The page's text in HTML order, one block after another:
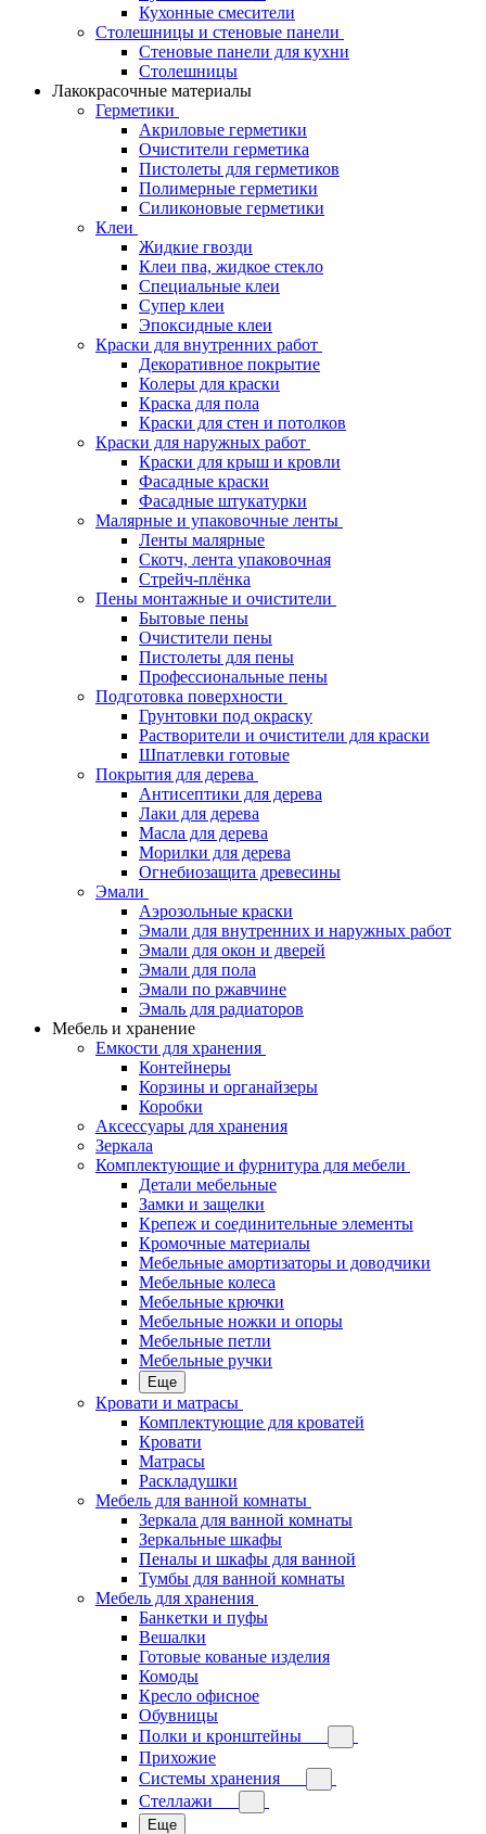
Кухонные смесители
Столешницы и стеновые панели
Стеновые панели для кухни
Столешницы
Лакокрасочные материалы
Герметики
Акриловые герметики
Очистители герметика
Пистолеты для герметиков
Полимерные герметики
Силиконовые герметики
Клеи
Жидкие гвозди
Клеи пва, жидкое стекло
Специальные клеи
Супер клеи
Эпоксидные клеи
Краски для внутренних работ
Декоративное покрытие
Колеры для краски
Краска для пола
Краски для стен и потолков
Краски для наружных работ
Краски для крыш и кровли
Фасадные краски
Фасадные штукатурки
Малярные и упаковочные ленты
Ленты малярные
Скотч, лента упаковочная
Стрейч-плёнка
Пены монтажные и очистители
Бытовые пены
Очистители пены
Пистолеты для пены
Профессиональные пены
Подготовка поверхности
Грунтовки под окраску
Растворители и очистители для краски
Шпатлевки готовые
Покрытия для дерева
Антисептики для дерева
Лаки для дерева
Масла для дерева
Морилки для дерева
Огнебиозащита древесины
Эмали
Аэрозольные краски
Эмали для внутренних и наружных работ
Эмали для окон и дверей
Эмали для пола
Эмали по ржавчине
Эмаль для радиаторов
Мебель и хранение
Емкости для хранения
Контейнеры
Корзины и органайзеры
Коробки
Аксессуары для хранения
Зеркала
Комплектующие и фурнитура для мебели
Детали мебельные
Замки и защелки
Крепеж и соединительные элементы
Кромочные материалы
Мебельные амортизаторы и доводчики
Мебельные колеса
Мебельные крючки
Мебельные ножки и опоры
Мебельные петли
Мебельные ручки
Еще
Кровати и матрасы
Комплектующие для кроватей
Кровати
Матрасы
Раскладушки
Мебель для ванной комнаты
Зеркала для ванной комнаты
Зеркальные шкафы
Пеналы и шкафы для ванной
Тумбы для ванной комнаты
Мебель для хранения
Банкетки и пуфы
Вешалки
Готовые кованые изделия
Комоды
Кресло офисное
Обувницы
Полки и кронштейны
Прихожие
Системы хранения
Стеллажи
Еще